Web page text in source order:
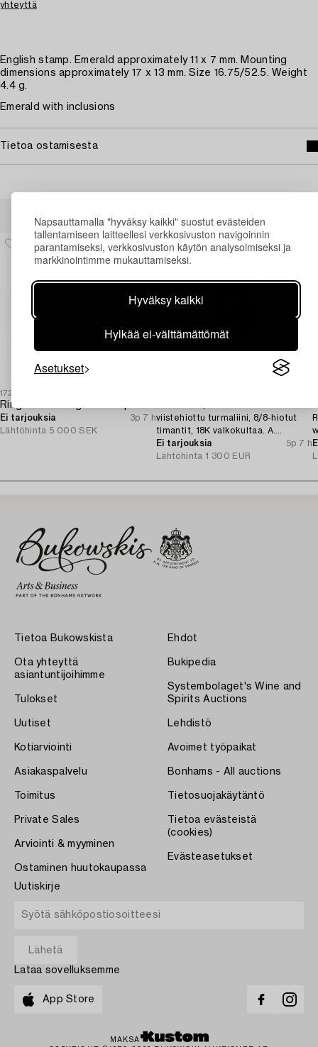
Napsauttamalla "hyväksy kaikki" suostut evästeiden
tallentamiseen laitteellesi verkkosivuston navigoinnin
parantamiseksi, verkkosivuston käytön analysoimiseksi ja
markkinointimme mukauttamiseksi.
Hyväksy kaikki
Hylkää ei-välttämättömät
Asetukset
yhteyttä
English stamp. Emerald approximately 11 x 7 mm. Mounting
dimensions approximately 17 x 13 mm. Size 16.75/52.5. Weight
4.4 g.
Emerald with inclusions
Tietoa ostamisesta
1729683
Ei tarjouksia
3p 7 h
Lähtöhinta 5 000 SEK
viistehiottu turmaliini, 8/8-hiotut
timantit, 18K valkokultaa. A.
Tillander, Helsingfors 1975.
Ei tarjouksia
5p 7 h
Lähtöhinta 1 300 EUR
Tietoa Bukowskista
Ota yhteyttä
asiantuntijoihimme
Tulokset
Uutiset
Kotiarviointi
Asiakaspalvelu
Toimitus
Private Sales
Arviointi & myyminen
Ostaminen huutokaupassa
Ehdot
Bukipedia
Systembolaget's Wine and
Spirits Auctions
Lehdistö
Avoimet työpaikat
Bonhams - All auctions
Tietosuojakäytäntö
Tietoa evästeistä
(cookies)
Evästeasetukset
Uutiskirje
Lataa sovelluksemme
App Store
MAKSA